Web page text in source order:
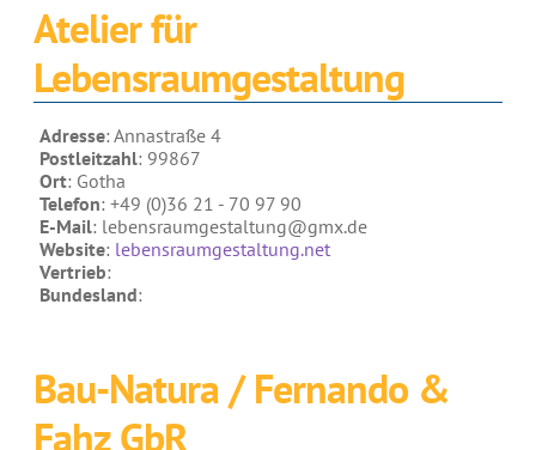
Preise & Vertrieb
Prospekte & Bücher
Wir über uns
Referenzen
Atelier für
Lebensraumgestaltung
Adresse: Annastraße 4
Postleitzahl: 99867
Ort: Gotha
Telefon: +49 (0)36 21 - 70 97 90
E-Mail: lebensraumgestaltung@gmx.de
Website: lebensraumgestaltung.net
Vertrieb:
Bundesland:
Bau-Natura / Fernando &
Fahz GbR